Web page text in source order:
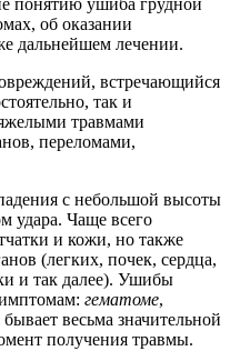
понятию ушиба грудной
об оказании
дальнейшем лечении.
встречающийся
так и
травмами
переломами,
с небольшой высоты
удара. Чаще всего
и кожи, но также
(легких, почек, сердца,
и так далее). Ушибы
гематоме,
весьма значительной
получения травмы.